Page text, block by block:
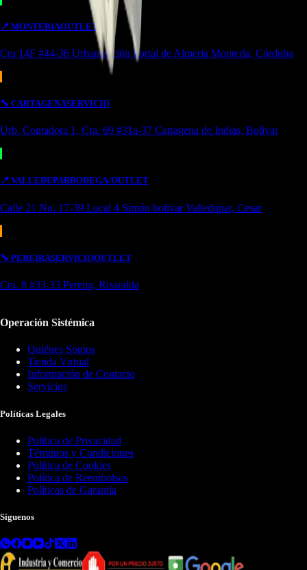
📍 MONTERIAOUTLET
Cra 14F #44-36 Urbanización Portal de Almeria Montería, Córdoba
🔧 CARTAGENASERVICIO
Urb. Contadora 1, Cra. 69 #31a-37 Cartagena de Indias, Bolívar
📍 VALLEDUPARBODEGA/OUTLET
Calle 21 No. 17-39 Local 4 Simón bolivar Valledupar, Cesar
🔧 PEREIRASERVICIOOUTLET
Cra. 8 #33-33 Pereira, Risaralda
Operación Sistémica
Quiénes Somos
Tienda Virtual
Información de Contacto
Servicios
Políticas Legales
Política de Privacidad
Términos y Condiciones
Política de Cookies
Política de Reembolsos
Políticas de Garantía
Síguenos